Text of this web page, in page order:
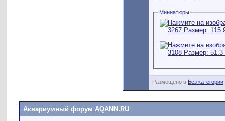
Миниатюры
Размещено в Без категории
Аквариумный форум AQANN.RU